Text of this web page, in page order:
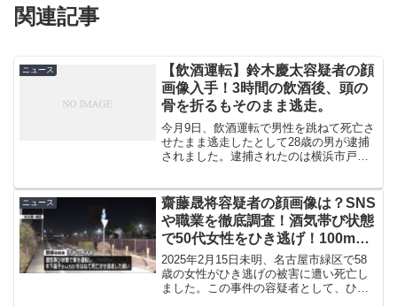
関連記事
ニュース
【飲酒運転】鈴木慶太容疑者の顔
画像入手！3時間の飲酒後、頭の
骨を折るもそのまま逃走。
今月9日、飲酒運転で男性を跳ねて死亡さ
せたまま逃走したとして28歳の男が逮捕
されました。逮捕されたのは横浜市戸塚
社員の紺野拓生さん(28)です。紺野さんは
頭の骨な...
ニュース
齋藤晟将容疑者の顔画像は？SNS
や職業を徹底調査！酒気帯び状態
で50代女性をひき逃げ！100m引
きずる
2025年2月15日未明、名古屋市緑区で58
歳の女性がひき逃げの被害に遭い死亡し
ました。この事件の容疑者として、ひき